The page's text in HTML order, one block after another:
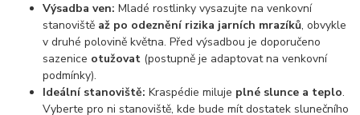
Výsadba ven: Mladé rostlinky vysazujte na venkovní
stanoviště až po odeznění rizika jarních mrazíků, obvykle
v druhé polovině května. Před výsadbou je doporučeno
sazenice otužovat (postupně je adaptovat na venkovní
podmínky).
Ideální stanoviště: Kraspédie miluje plné slunce a teplo.
Vyberte pro ni stanoviště, kde bude mít dostatek slunečního